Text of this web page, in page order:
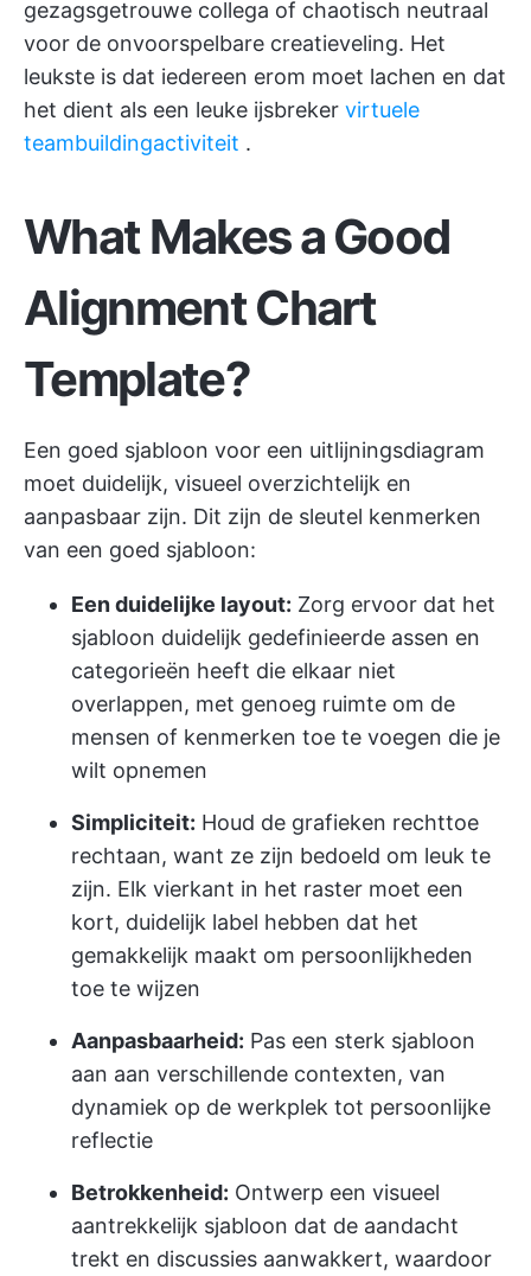
gezagsgetrouwe collega of chaotisch neutraal
voor de onvoorspelbare creatieveling. Het
leukste is dat iedereen erom moet lachen en dat
het dient als een leuke ijsbreker virtuele
teambuildingactiviteit .
What Makes a Good
Alignment Chart
Template?
Een goed sjabloon voor een uitlijningsdiagram
moet duidelijk, visueel overzichtelijk en
aanpasbaar zijn. Dit zijn de sleutel kenmerken
van een goed sjabloon:
Een duidelijke layout: Zorg ervoor dat het
sjabloon duidelijk gedefinieerde assen en
categorieën heeft die elkaar niet
overlappen, met genoeg ruimte om de
mensen of kenmerken toe te voegen die je
wilt opnemen
Simpliciteit: Houd de grafieken rechttoe
rechtaan, want ze zijn bedoeld om leuk te
zijn. Elk vierkant in het raster moet een
kort, duidelijk label hebben dat het
gemakkelijk maakt om persoonlijkheden
toe te wijzen
Aanpasbaarheid: Pas een sterk sjabloon
aan aan verschillende contexten, van
dynamiek op de werkplek tot persoonlijke
reflectie
Betrokkenheid: Ontwerp een visueel
aantrekkelijk sjabloon dat de aandacht
trekt en discussies aanwakkert, waardoor